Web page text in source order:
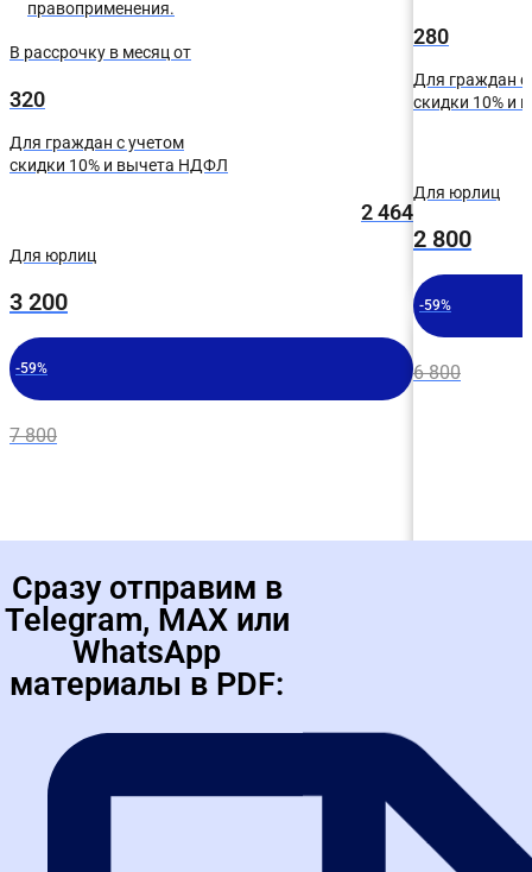
правоприменения.
В рассрочку в месяц от
320
Для граждан с учетом
скидки 10% и вычета НДФЛ
2 464
Для юрлиц
3 200
-59%
7 800
280
Для граждан с
скидки 10% и
Для юрлиц
2 800
-59%
6 800
Сразу отправим в
Telegram, MAX или
WhatsApp
материалы в PDF: